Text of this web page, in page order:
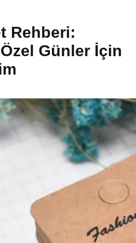
Rehberi:
Günler İçin